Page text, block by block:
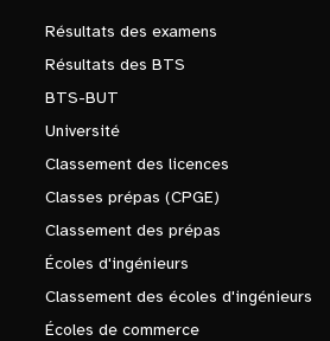
Résultats des examens
Résultats des BTS
BTS-BUT
Université
Classement des licences
Classes prépas (CPGE)
Classement des prépas
Écoles d'ingénieurs
Classement des écoles d'ingénieurs
Écoles de commerce